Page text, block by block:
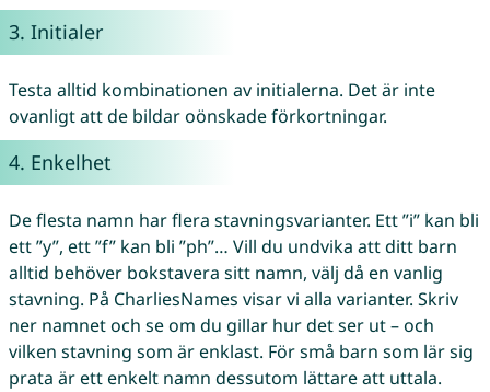
3. Initialer
Testa alltid kombinationen av initialerna. Det är inte
ovanligt att de bildar oönskade förkortningar.
4. Enkelhet
De flesta namn har flera stavningsvarianter. Ett ”i” kan bli
ett ”y”, ett ”f” kan bli ”ph”… Vill du undvika att ditt barn
alltid behöver bokstavera sitt namn, välj då en vanlig
stavning. På CharliesNames visar vi alla varianter. Skriv
ner namnet och se om du gillar hur det ser ut – och
vilken stavning som är enklast. För små barn som lär sig
prata är ett enkelt namn dessutom lättare att uttala.